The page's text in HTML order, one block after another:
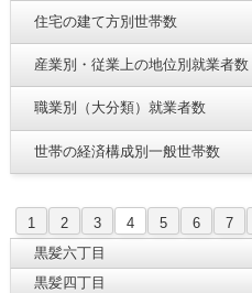
住宅の建て方別世帯数
産業別・従業上の地位別就業者数
職業別（大分類）就業者数
世帯の経済構成別一般世帯数
1 2 3 4 5 6 7
黒髪六丁目
黒髪四丁目